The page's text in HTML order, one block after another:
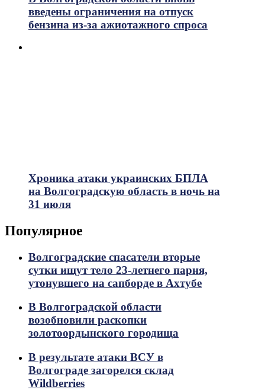
введены ограничения на отпуск
бензина из-за ажиотажного спроса
Хроника атаки украинских БПЛА
на Волгоградскую область в ночь на
31 июля
Популярное
Волгоградские спасатели вторые
сутки ищут тело 23-летнего парня,
утонувшего на сапборде в Ахтубе
В Волгоградской области
возобновили раскопки
золотоордынского городища
В результате атаки ВСУ в
Волгограде загорелся склад
Wildberries